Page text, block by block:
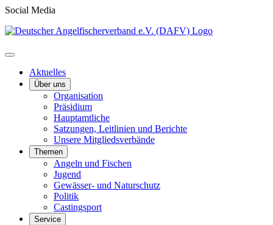
Social Media
Aktuelles
Über uns
Organisation
Präsidium
Hauptamtliche
Satzungen, Leitlinien und Berichte
Unsere Mitgliedsverbände
Themen
Angeln und Fischen
Jugend
Gewässer- und Naturschutz
Politik
Castingsport
Service